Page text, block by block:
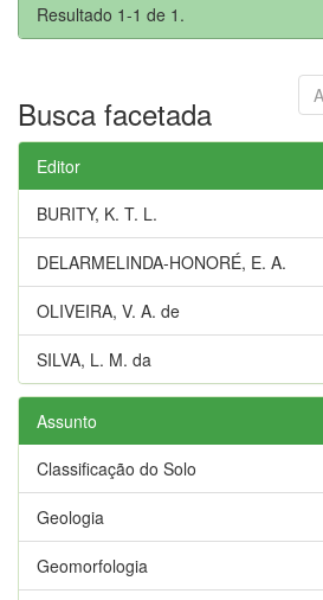
Resultado 1-1 de 1.
Busca facetada
Editor
BURITY, K. T. L.
DELARMELINDA-HONORÉ, E. A.
OLIVEIRA, V. A. de
SILVA, L. M. da
Assunto
Classificação do Solo
Geologia
Geomorfologia